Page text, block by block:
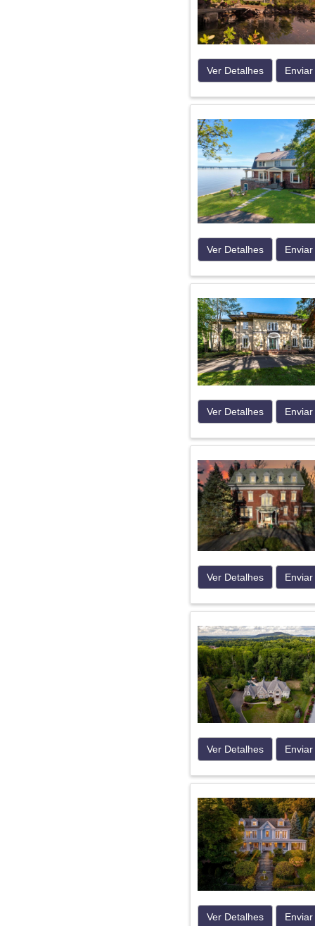
Ver Detalhes Enviar
Ver Detalhes Enviar
Ver Detalhes Enviar
Ver Detalhes Enviar
Ver Detalhes Enviar
Ver Detalhes Enviar